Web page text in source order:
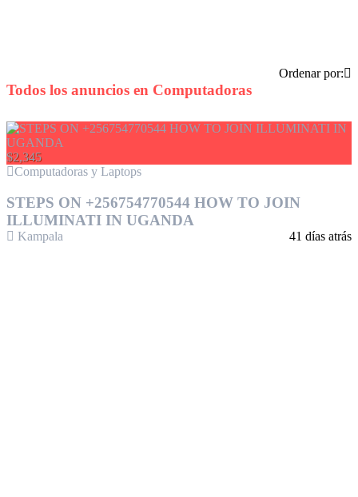
Todos los anuncios en Computadoras
Ordenar por:
$2,345
Computadoras y Laptops
STEPS ON +256754770544 HOW TO JOIN
ILLUMINATI IN UGANDA
Kampala 41 días atrás